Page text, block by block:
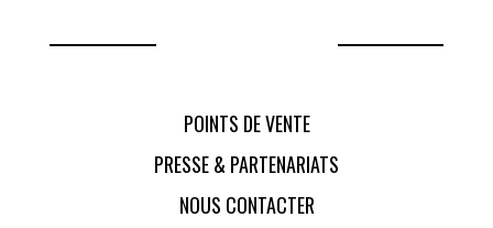
POINTS DE VENTE
PRESSE & PARTENARIATS
NOUS CONTACTER